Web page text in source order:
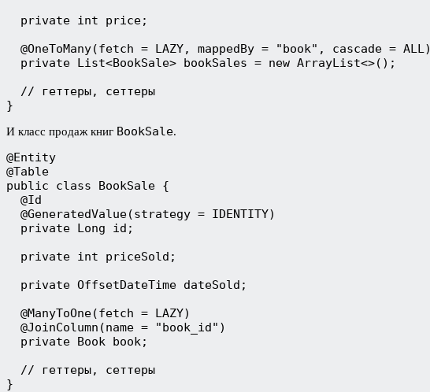
  private int price;
  @OneToMany(fetch = LAZY, mappedBy = "book", cascade = ALL)
  private List<BookSale> bookSales = new ArrayList<>();
  // геттеры, сеттеры
}
И класс продаж книг BookSale.
@Entity
@Table
public class BookSale {
  @Id
  @GeneratedValue(strategy = IDENTITY)
  private Long id;
  private int priceSold;
  private OffsetDateTime dateSold;
  @ManyToOne(fetch = LAZY)
  @JoinColumn(name = "book_id")
  private Book book;
  // геттеры, сеттеры
}